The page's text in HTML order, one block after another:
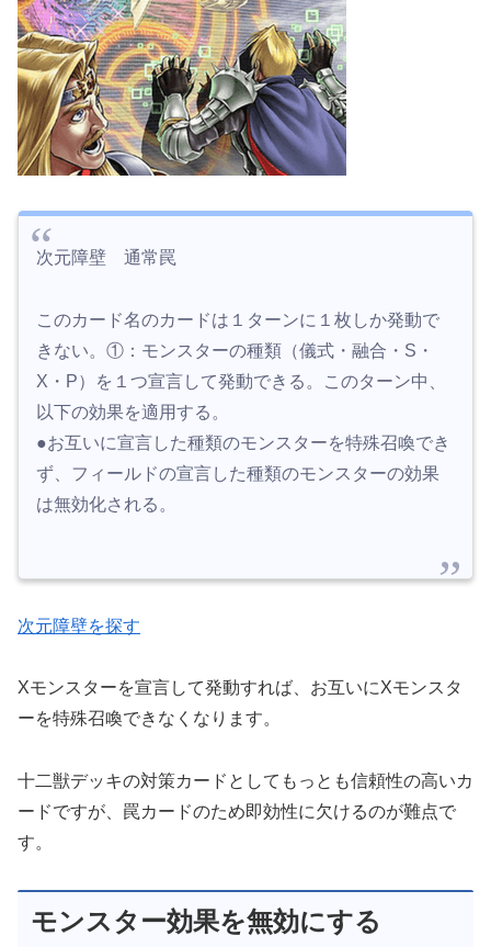
次元障壁 通常罠
このカード名のカードは１ターンに１枚しか発動で
きない。①：モンスターの種類（儀式・融合・S・
X・P）を１つ宣言して発動できる。このターン中、
以下の効果を適用する。
●お互いに宣言した種類のモンスターを特殊召喚でき
ず、フィールドの宣言した種類のモンスターの効果
は無効化される。
次元障壁を探す
Xモンスターを宣言して発動すれば、お互いにXモンスタ
ーを特殊召喚できなくなります。
十二獣デッキの対策カードとしてもっとも信頼性の高いカ
ードですが、罠カードのため即効性に欠けるのが難点で
す。
モンスター効果を無効にする